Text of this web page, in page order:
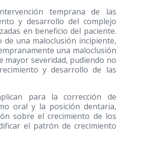
temprana de las
y desarrollo del complejo
en beneficio del paciente.
una maloclusión incipiente,
una maloclusión
mayor severidad, pudiendo no
y desarrollo de las
para la corrección de
oral y la posición dentaria,
sobre el crecimiento de los
el patrón de crecimiento